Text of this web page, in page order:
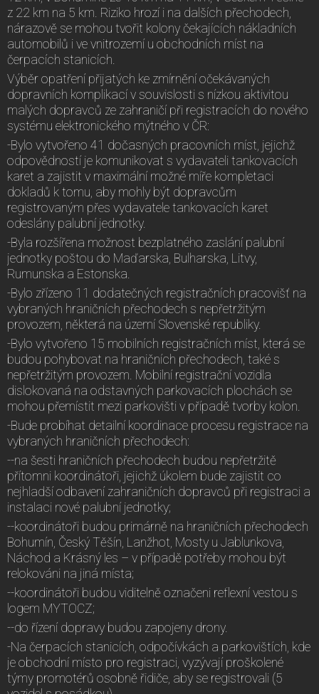
z 22 km na 5 km. Riziko hrozí i na dalších přechodech,
nárazově se mohou tvořit kolony čekajících nákladních
automobilů i ve vnitrozemí u obchodních míst na
čerpacích stanicích.
Výběr opatření přijatých ke zmírnění očekávaných
dopravních komplikací v souvislosti s nízkou aktivitou
malých dopravců ze zahraničí při registracích do nového
systému elektronického mýtného v ČR:
-Bylo vytvořeno 41 dočasných pracovních míst, jejichž
odpovědností je komunikovat s vydavateli tankovacích
karet a zajistit v maximální možné míře kompletaci
dokladů k tomu, aby mohly být dopravcům
registrovaným přes vydavatele tankovacích karet
odeslány palubní jednotky.
-Byla rozšířena možnost bezplatného zaslání palubní
jednotky poštou do Maďarska, Bulharska, Litvy,
Rumunska a Estonska.
-Bylo zřízeno 11 dodatečných registračních pracovišť na
vybraných hraničních přechodech s nepřetržitým
provozem, některá na území Slovenské republiky.
-Bylo vytvořeno 15 mobilních registračních míst, která se
budou pohybovat na hraničních přechodech, také s
nepřetržitým provozem. Mobilní registrační vozidla
dislokovaná na odstavných parkovacích plochách se
mohou přemístit mezi parkovišti v případě tvorby kolon.
-Bude probíhat detailní koordinace procesu registrace na
vybraných hraničních přechodech:
--na šesti hraničních přechodech budou nepřetržitě
přítomni koordinátoři, jejichž úkolem bude zajistit co
nejhladší odbavení zahraničních dopravců při registraci a
instalaci nové palubní jednotky;
--koordinátoři budou primárně na hraničních přechodech
Bohumín, Český Těšín, Lanžhot, Mosty u Jablunkova,
Náchod a Krásný les – v případě potřeby mohou být
relokováni na jiná místa;
--koordinátoři budou viditelně označeni reflexní vestou s
logem MYTOCZ;
--do řízení dopravy budou zapojeny drony.
-Na čerpacích stanicích, odpočívkách a parkovištích, kde
je obchodní místo pro registraci, vyzývají proškolené
týmy promotérů osobně řidiče, aby se registrovali (5